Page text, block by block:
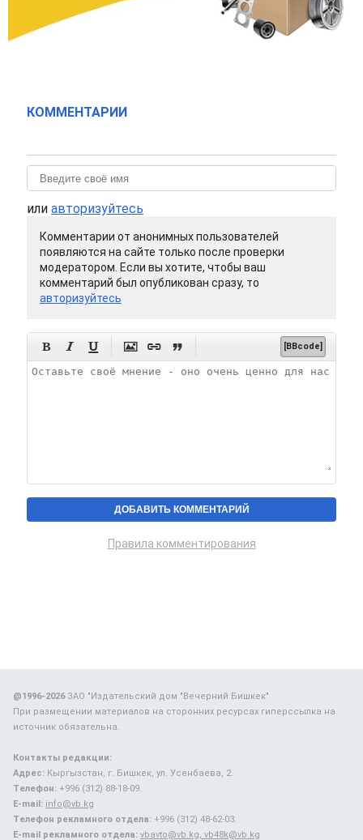
КОММЕНТАРИИ
или авторизуйтесь
Комментарии от анонимных пользователей
появляются на сайте только после проверки
модератором. Если вы хотите, чтобы ваш
комментарий был опубликован сразу, то
авторизуйтесь
      [BBcode]
Правила комментирования
@1996-2026ЗАО "Издательский дом "Вечерний Бишкек"
При размещении материалов на сторонних ресурсах гиперссылка на
источник обязательна.
Контакты редакции:
Адрес: Кыргызстан, г. Бишкек, ул. Усенбаева, 2.
Телефон: +996 (312) 88-18-09.
E-mail: info@vb.kg
Телефон рекламного отдела: +996 (312) 48-62-03.
E-mail рекламного отдела: vbavto@vb.kg, vb48k@vb.kg